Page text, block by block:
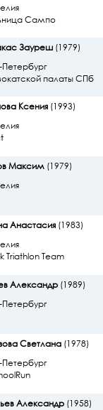
Сампо
Зауреш(1979)
палаты СПб
Ксения(1993)
Максим(1979)
Анастасия(1983)
Triathlon Team
Александр(1989)
Светлана(1978)
Александр(1958)